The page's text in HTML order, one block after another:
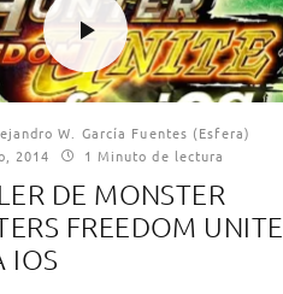
W. García Fuentes (Esfera)
2014
1 Minuto de lectura
DE MONSTER
FREEDOM UNITE
IOS